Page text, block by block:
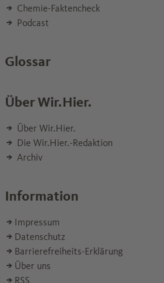
Chemie-Faktencheck
Podcast
Glossar
Über Wir.Hier.
Über Wir.Hier.
Die Wir.Hier.-Redaktion
Archiv
Information
Impressum
Datenschutz
Barrierefreiheits-Erklärung
Über uns
RSS